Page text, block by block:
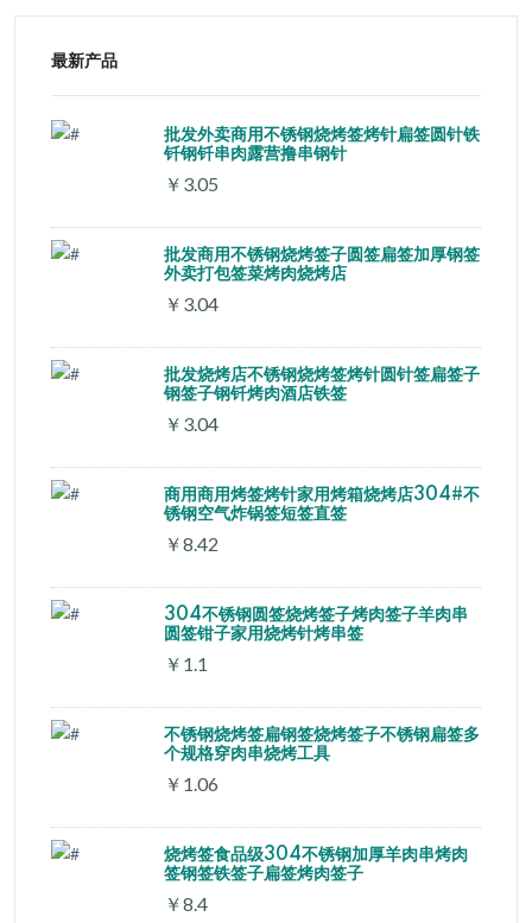
最新产品
批发外卖商用不锈钢烧烤签烤针扁签圆针铁
钎钢钎串肉露营撸串钢针
￥3.05
批发商用不锈钢烧烤签子圆签扁签加厚钢签
外卖打包签菜烤肉烧烤店
￥3.04
批发烧烤店不锈钢烧烤签烤针圆针签扁签子
钢签子钢钎烤肉酒店铁签
￥3.04
商用商用烤签烤针家用烤箱烧烤店304#不
锈钢空气炸锅签短签直签
￥8.42
304不锈钢圆签烧烤签子烤肉签子羊肉串
圆签钳子家用烧烤针烤串签
￥1.1
不锈钢烧烤签扁钢签烧烤签子不锈钢扁签多
个规格穿肉串烧烤工具
￥1.06
烧烤签食品级304不锈钢加厚羊肉串烤肉
签钢签铁签子扁签烤肉签子
￥8.4